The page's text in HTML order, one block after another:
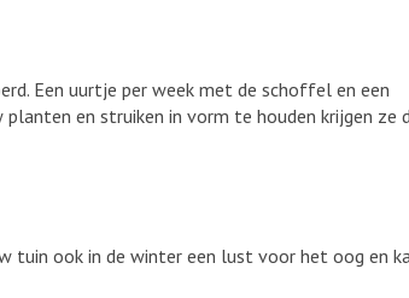
Een uurtje per week met de schoffel en een
en struiken in vorm te houden krijgen ze
tuin ook in de winter een lust voor het oog en